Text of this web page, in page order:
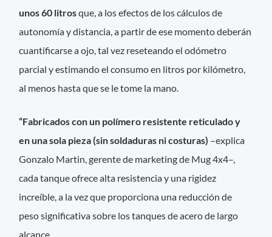
unos 60 litrosque, a los efectos de los cálculos de
autonomía y distancia, a partir de ese momento deberán
cuantificarse a ojo, tal vez reseteando el odómetro
parcial y estimando el consumo en litros por kilómetro,
al menos hasta que se le tome la mano.
“Fabricados con un polímero resistente reticulado y
en una sola pieza (sin soldaduras ni costuras) –explica
Gonzalo Martin, gerente de marketing de Mug 4x4–,
cada tanque ofrece alta resistencia y una rigidez
increíble, a la vez que proporciona una reducción de
peso significativa sobre los tanques de acero de largo
alcance.